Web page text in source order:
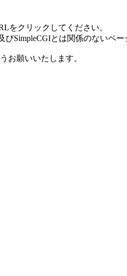
をクリックしてください。
びSimpleCGIとは関係のないペ
お願いいたします。